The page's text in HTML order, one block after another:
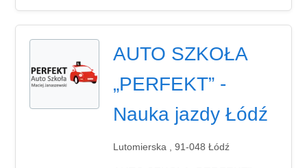
AUTO SZKOŁA
„PERFEKT” -
Nauka jazdy Łódź
Lutomierska , 91-048 Łódź